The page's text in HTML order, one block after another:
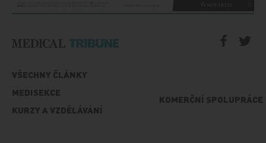
VŠECHNY ČLÁNKY
MEDISEKCE
KURZY A VZDĚLÁVÁNÍ
KOMERČNÍ SPOLUPRÁCE